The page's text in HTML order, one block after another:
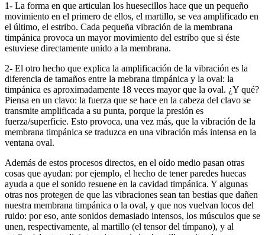
1- La forma en que articulan los huesecillos hace que un pequeño
movimiento en el primero de ellos, el martillo, se vea amplificado en
el último, el estribo. Cada pequeña vibración de la membrana
timpánica provoca un mayor movimiento del estribo que si éste
estuviese directamente unido a la membrana.
2- El otro hecho que explica la amplificación de la vibración es la
diferencia de tamaños entre la mebrana timpánica y la oval: la
timpánica es aproximadamente 18 veces mayor que la oval. ¿Y qué?
Piensa en un clavo: la fuerza que se hace en la cabeza del clavo se
transmite amplificada a su punta, porque la presión es
fuerza/superficie. Esto provoca, una vez más, que la vibración de la
membrana timpánica se traduzca en una vibración más intensa en la
ventana oval.
Además de estos procesos directos, en el oído medio pasan otras
cosas que ayudan: por ejemplo, el hecho de tener paredes huecas
ayuda a que el sonido resuene en la cavidad timpánica. Y algunas
otras nos protegen de que las vibraciones sean tan bestias que dañen
nuestra membrana timpánica o la oval, y que nos vuelvan locos del
ruido: por eso, ante sonidos demasiado intensos, los músculos que se
unen, respectivamente, al martillo (el tensor del tímpano), y al